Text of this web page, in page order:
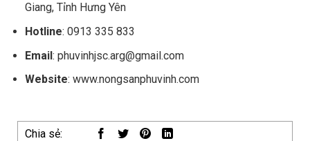
Giang, Tỉnh Hưng Yên
Hotline: 0913 335 833
Email: phuvinhjsc.arg@gmail.com
Website: www.nongsanphuvinh.com
Chia sẻ: